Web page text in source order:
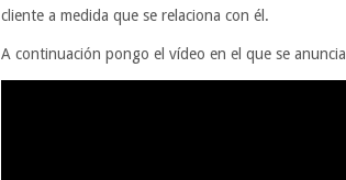
cliente a medida que se relaciona con él.
A continuación pongo el vídeo en el que se anuncia